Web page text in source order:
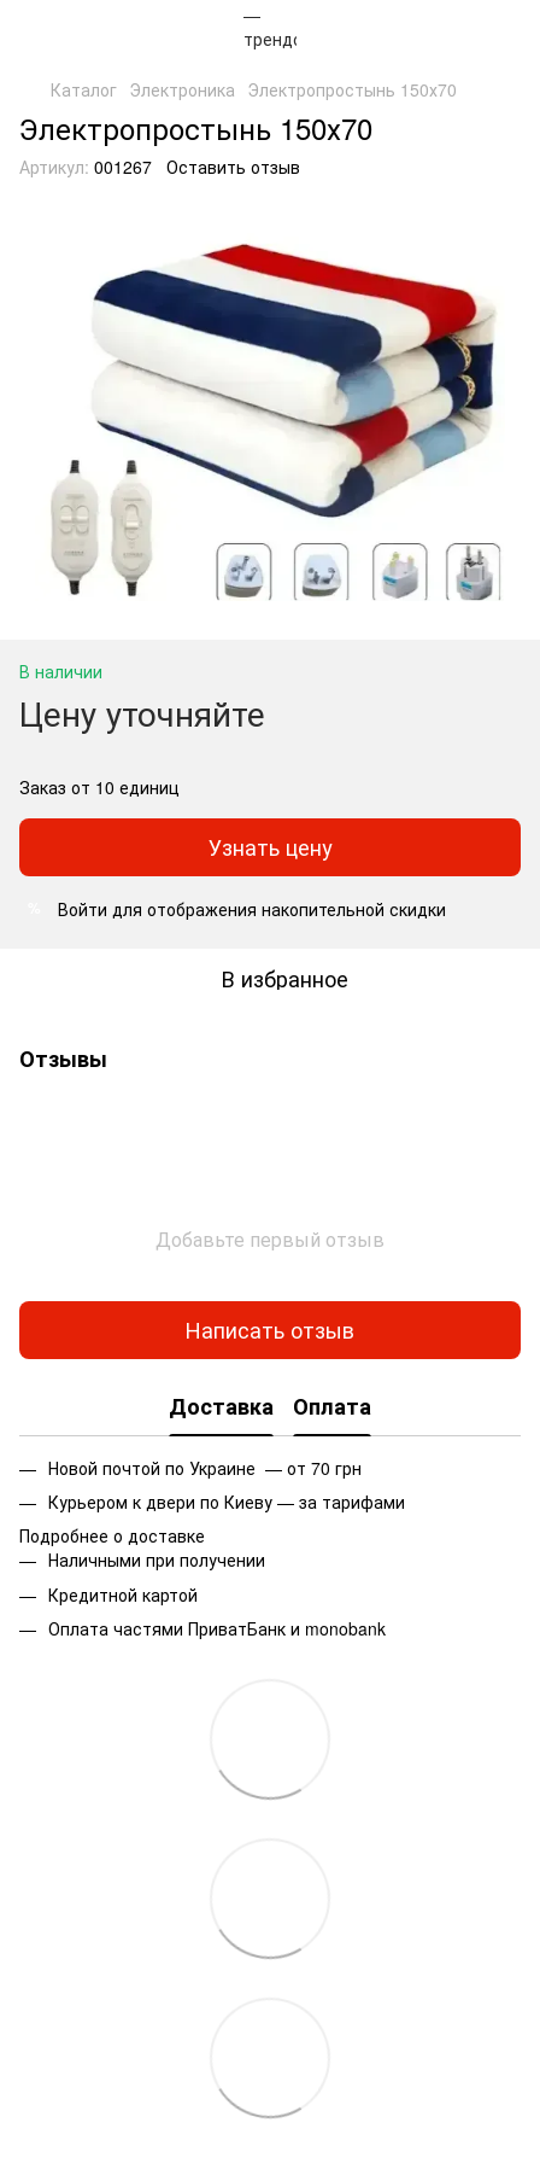
Каталог Электроника Электропростынь 150х70
Электропростынь 150х70
Артикул: 001267 Оставить отзыв
В наличии
Цену уточняйте
Заказ от 10 единиц
Узнать цену
Войти для отображения накопительной скидки
В избранное
Отзывы
Добавьте первый отзыв
Написать отзыв
Доставка Оплата
Новой почтой по Украине — от 70 грн
Курьером к двери по Киеву — за тарифами
Подробнее о доставке
Наличными при получении
Кредитной картой
Оплата частями ПриватБанк и monobank